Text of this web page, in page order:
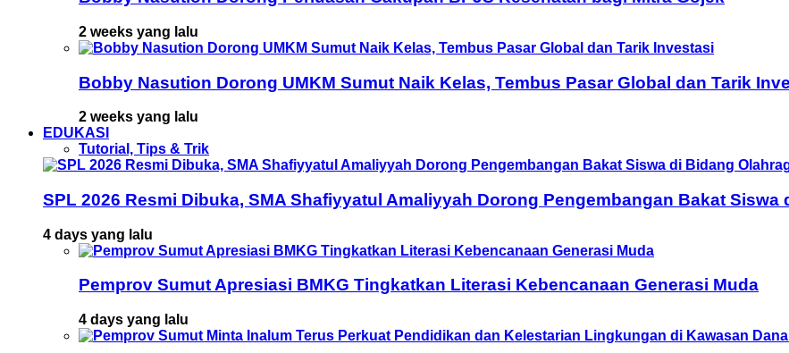
2 weeks yang lalu
Bobby Nasution Dorong UMKM Sumut Naik Kelas, Tembus Pasar Global dan Tarik
2 weeks yang lalu
EDUKASI
Tutorial, Tips & Trik
SPL 2026 Resmi Dibuka, SMA Shafiyyatul Amaliyyah Dorong Pengembangan Bakat Siswa
4 days yang lalu
Pemprov Sumut Apresiasi BMKG Tingkatkan Literasi Kebencanaan Generasi Muda
4 days yang lalu